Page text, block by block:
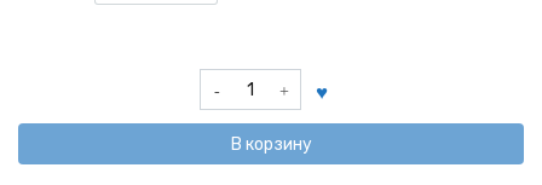
Количество
товара
Русская
В корзину